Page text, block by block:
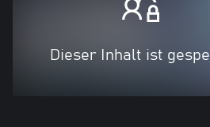
Dieser Inhalt ist